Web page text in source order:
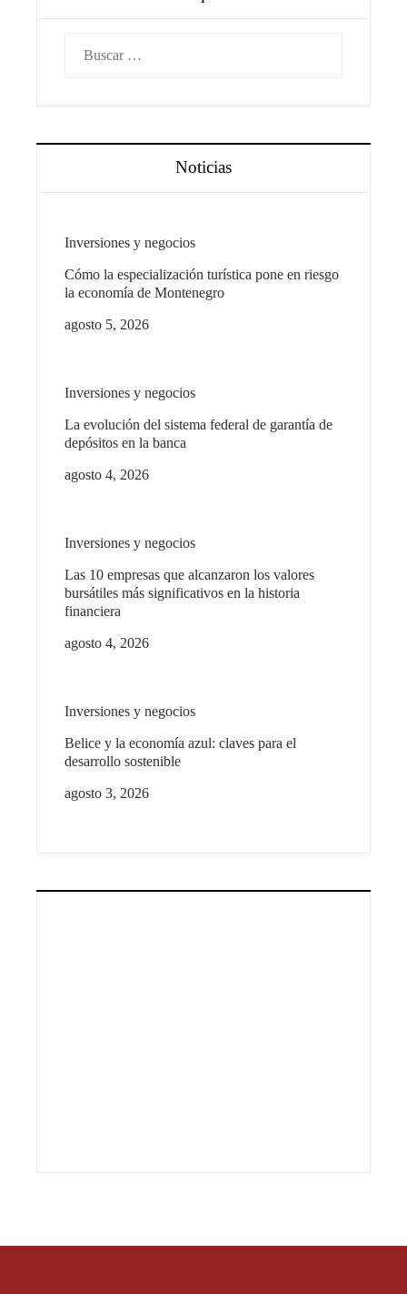
Noticias
Inversiones y negocios
Cómo la especialización turística pone en riesgo
la economía de Montenegro
agosto 5, 2026
Inversiones y negocios
La evolución del sistema federal de garantía de
depósitos en la banca
agosto 4, 2026
Inversiones y negocios
Las 10 empresas que alcanzaron los valores
bursátiles más significativos en la historia
financiera
agosto 4, 2026
Inversiones y negocios
Belice y la economía azul: claves para el
desarrollo sostenible
agosto 3, 2026